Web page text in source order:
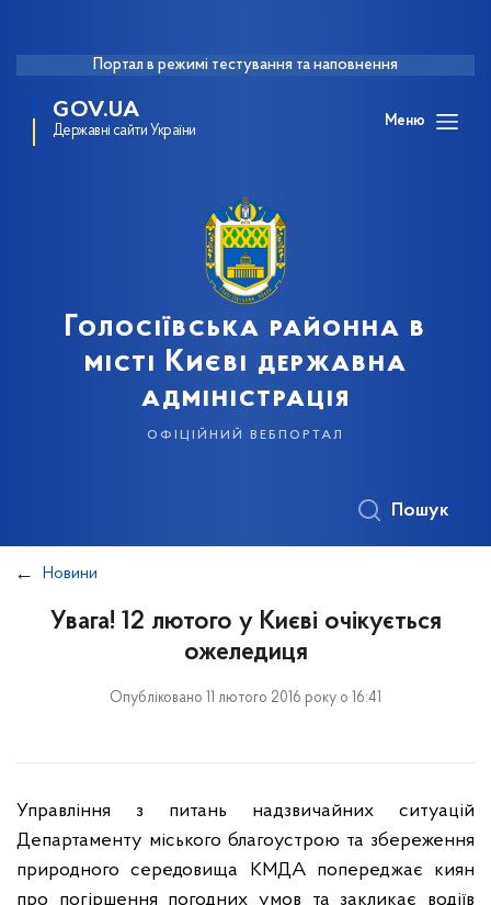
Портал в режимі тестування та наповнення
GOV.UA
Державні сайти України
Меню
Голосіївська районна в
місті Києві державна
адміністрація
офіційний вебпортал
Пошук
Новини
Увага! 12 лютого у Києві очікується
ожеледиця
Опубліковано 11 лютого 2016 року о 16:41
Управління з питань надзвичайних ситуацій
Департаменту міського благоустрою та збереження
природного середовища КМДА попереджає киян
про погіршення погодних умов та закликає водіїв